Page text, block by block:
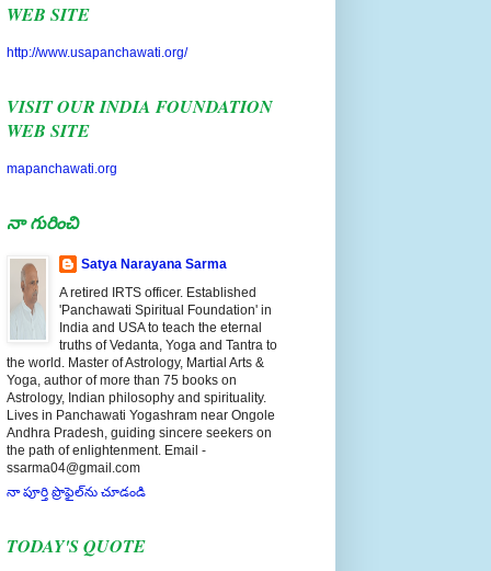
WEB SITE
A retired IRTS officer. Established
'Panchawati Spiritual Foundation' in
India and USA to teach the eternal
truths of Vedanta, Yoga and Tantra to
the world. Master of Astrology, Martial Arts &
Yoga, author of more than 75 books on
Astrology, Indian philosophy and spirituality.
Lives in Panchawati Yogashram near Ongole
Andhra Pradesh, guiding sincere seekers on
the path of enlightenment. Email -
ssarma04@gmail.com
నా పూర్తి ప్రొఫైల్‌ను చూడండి